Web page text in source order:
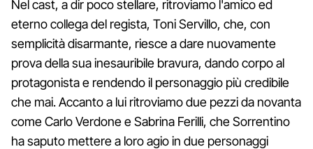
Nel cast, a dir poco stellare, ritroviamo l'amico ed
eterno collega del regista, Toni Servillo, che, con
semplicità disarmante, riesce a dare nuovamente
prova della sua inesauribile bravura, dando corpo al
protagonista e rendendo il personaggio più credibile
che mai. Accanto a lui ritroviamo due pezzi da novanta
come Carlo Verdone e Sabrina Ferilli, che Sorrentino
ha saputo mettere a loro agio in due personaggi